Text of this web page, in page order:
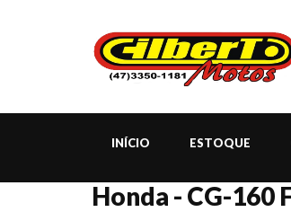
INÍCIO ESTOQUE
Honda - CG-160